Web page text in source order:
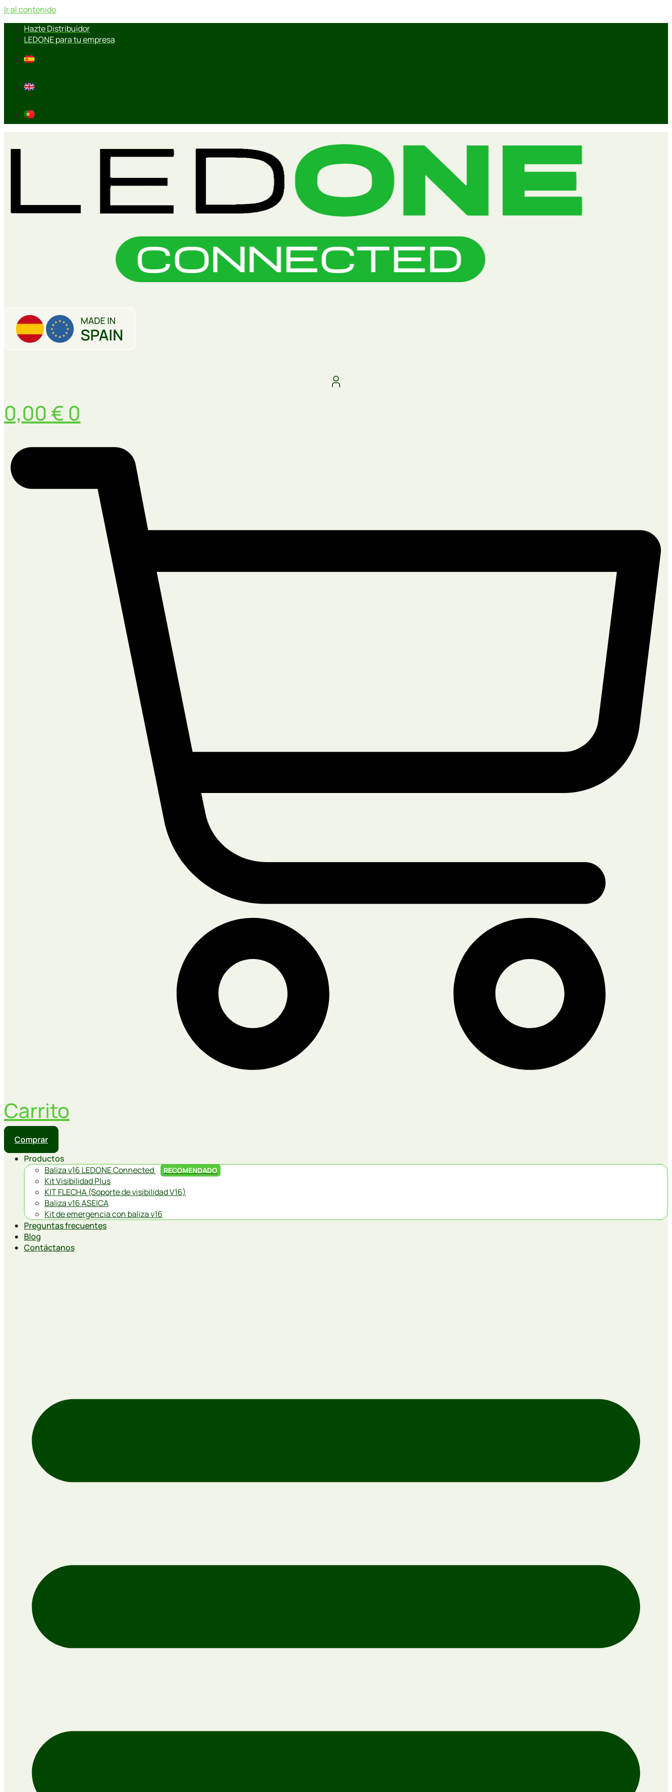
Ir al contenido
Hazte Distribuidor
LEDONE para tu empresa
0,00 € 0
Carrito
Comprar
Productos
Baliza v16 LEDONE Connected
RECOMENDADO
Kit Visibilidad Plus
KIT FLECHA (Soporte de visibilidad V16)
Baliza v16 ASEICA
Kit de emergencia con baliza v16
Preguntas frecuentes
Blog
Contáctanos